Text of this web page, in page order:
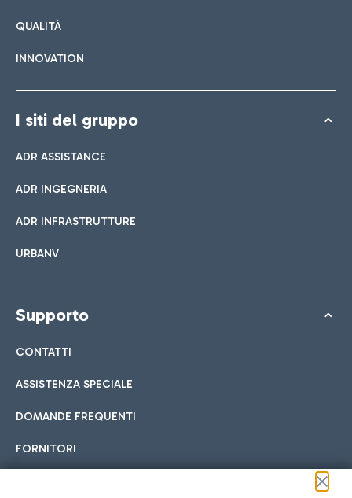
QUALITÀ
INNOVATION
I siti del gruppo
ADR ASSISTANCE
ADR INGEGNERIA
ADR INFRASTRUTTURE
URBANV
Supporto
CONTATTI
ASSISTENZA SPECIALE
DOMANDE FREQUENTI
FORNITORI